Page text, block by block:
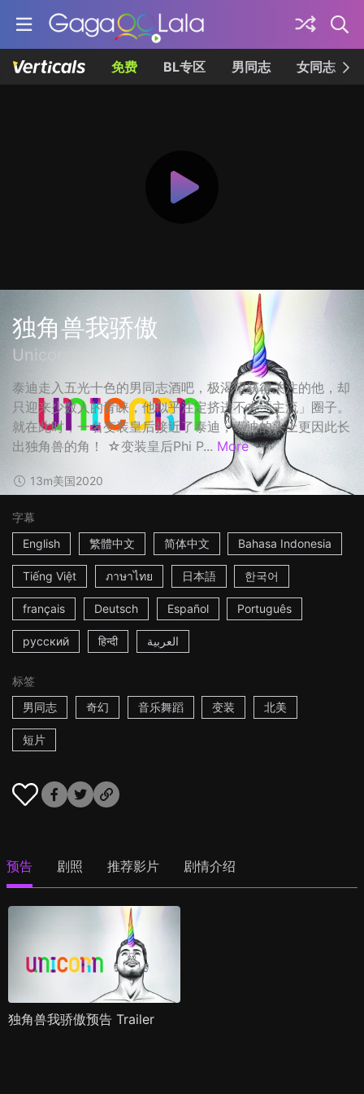
免费 BL专区 男同志 女同志
独角兽我骄傲
Unicorn
泰迪走入五光十色的男同志酒吧，极渴望获得关注的他，却
只迎来少数人的青睐，他似乎注定挤进不去「主流」圈子。
就在此时，一名变装皇后接近了泰迪，泰迪的头上更因此长
出独角兽的角！ ☆变装皇后Phi P... More
13m美国2020
字幕
English
繁體中文 简体中文 Bahasa Indonesia
Tiếng Việt ภาษาไทย 日本語 한국어
français Deutsch Español Português
русский हिन्दी العربية
标签
男同志
奇幻 音乐舞蹈 变装 北美
短片
预告 剧照 推荐影片 剧情介绍
独角兽我骄傲预告 Trailer